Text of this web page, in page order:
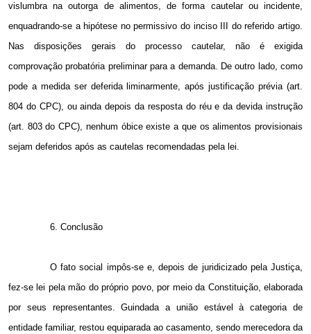
vislumbra na outorga de alimentos, de forma cautelar ou incidente,
enquadrando-se a hipótese no permissivo do inciso III do referido artigo.
Nas disposições gerais do processo cautelar, não é exigida
comprovação probatória preliminar para a demanda. De outro lado, como
pode a medida ser deferida liminarmente, após justificação prévia (art.
804 do CPC), ou ainda depois da resposta do réu e da devida instrução
(art. 803 do CPC), nenhum óbice existe a que os alimentos provisionais
sejam deferidos após as cautelas recomendadas pela lei.
6. Conclusão
O fato social impôs-se e, depois de juridicizado pela Justiça,
fez-se lei pela mão do próprio povo, por meio da Constituição, elaborada
por seus representantes. Guindada a união estável à categoria de
entidade familiar, restou equiparada ao casamento, sendo merecedora da